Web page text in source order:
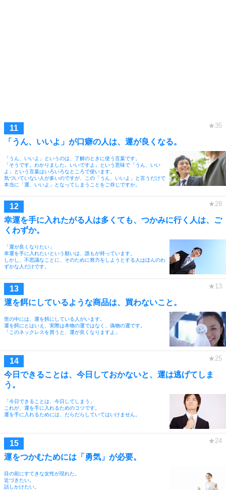
「うん、いいよ」が口癖の人は、運が良くなる。
「うん、いいよ」というのは、了解のときに使う言葉です。
「そうです。わかりました。いいですよ」という意味で「うん、いい
よ」という言葉はいろいろなところで使います。
気づいていない人が多いのですが、この「うん、いいよ」と言うだけで
本当に「運、いいよ」となってしまうことをご存じですか。
幸運を手に入れたがる人は多くても、つかみに行く人は、ご
くわずか。
「運が良くなりたい」
幸運を手に入れたいという願いは、誰もが持っています。
しかし、不思議なことに、そのために努力をしようとする人はほんのわ
ずかな人だけです。
運を餌にしているような商品は、買わないこと。
世の中には、運を餌にしている人がいます。
運を餌にとはいえ、実際は本物の運ではなく、偽物の運です。
「このネックレスを買うと、運が良くなりますよ」
今日できることは、今日しておかないと、運は逃げてしま
う。
「今日できることは、今日してしまう」
これが、運を手に入れるためのコツです。
運を手に入れるためには、だらだらしていてはいけません。
運をつかむためには「勇気」が必要。
目の前にすてきな女性が現れた。
近づきたい。
話しかけたい。